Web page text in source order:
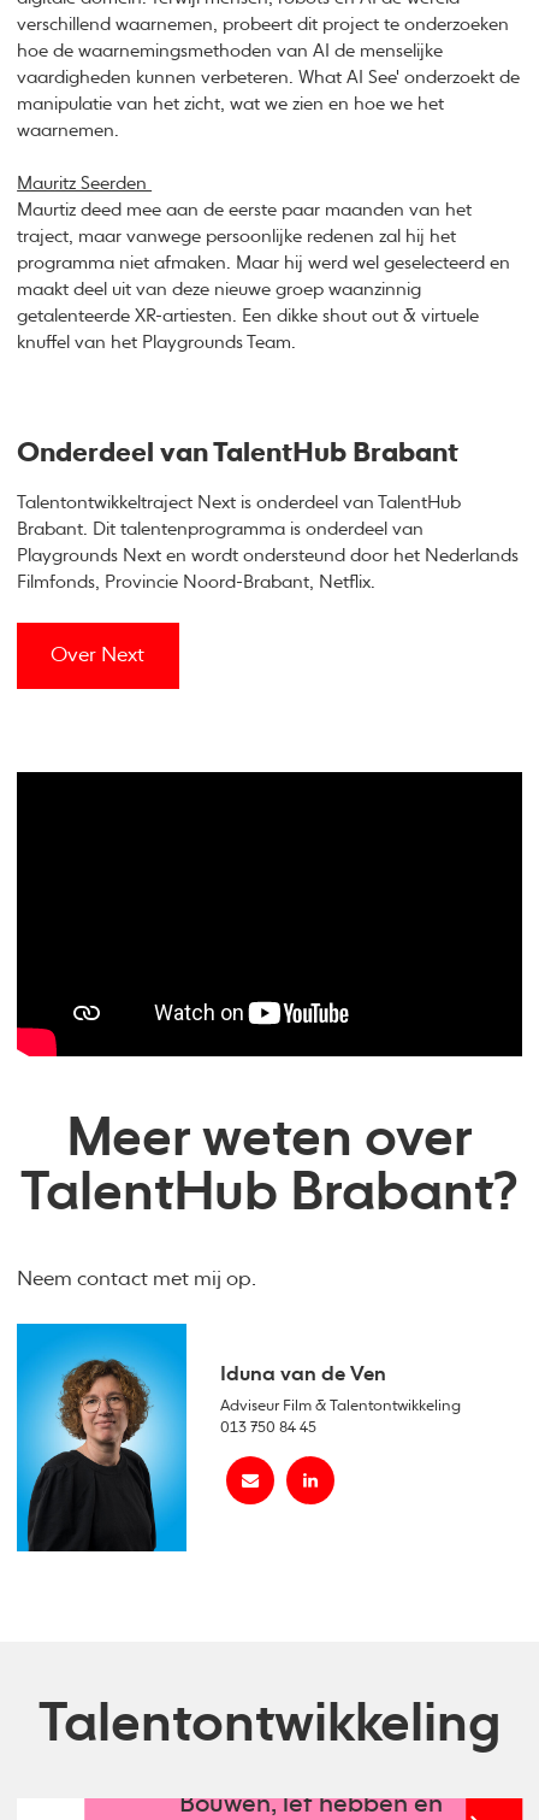
verschillend waarnemen, probeert dit project te onderzoeken
hoe de waarnemingsmethoden van AI de menselijke
vaardigheden kunnen verbeteren. What AI See' onderzoekt de
manipulatie van het zicht, wat we zien en hoe we het
waarnemen.
Mauritz Seerden
Maurtiz deed mee aan de eerste paar maanden van het
traject, maar vanwege persoonlijke redenen zal hij het
programma niet afmaken. Maar hij werd wel geselecteerd en
maakt deel uit van deze nieuwe groep waanzinnig
getalenteerde XR-artiesten. Een dikke shout out & virtuele
knuffel van het Playgrounds Team.
Onderdeel van TalentHub Brabant
Talentontwikkeltraject Next is onderdeel van TalentHub
Brabant. Dit talentenprogramma is onderdeel van
Playgrounds Next en wordt ondersteund door het Nederlands
Filmfonds, Provincie Noord-Brabant, Netflix.
Over Next
Meer weten over
TalentHub Brabant?
Neem contact met mij op.
Iduna van de Ven
Adviseur Film & Talentontwikkeling
013 750 84 45
Talentontwikkeling
Bouwen, lef hebben en